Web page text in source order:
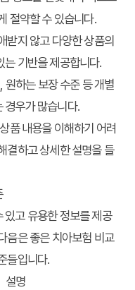
절약할 수 있습니다.
받지 않고 다양한 상품의
는 기반을 제공합니다.
원하는 보장 수준 등 개별
경우가 많습니다.
품 내용을 이해하기 어려
결하고 상세한 설명을 들
있고 유용한 정보를 제공
음은 좋은 치아보험 비교
들입니다.
설명